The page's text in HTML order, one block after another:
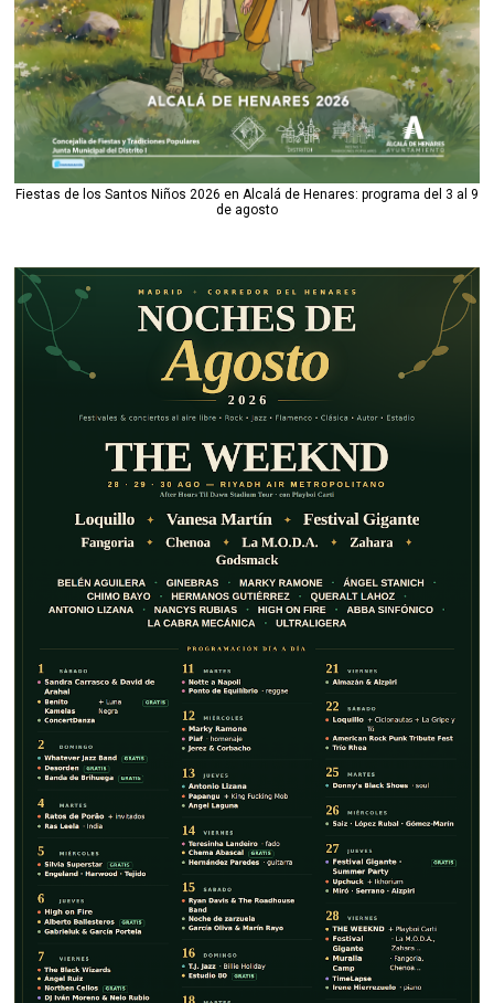
Fiestas de los Santos Niños 2026 en Alcalá de Henares: programa del 3 al 9
de agosto